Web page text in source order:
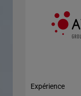
Expérience